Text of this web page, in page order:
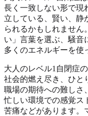
長く一致しない形で現
立している、賢い、静
られるかもしれません
い」言葉を選ぶ、騒音
多くのエネルギーを使
大人のレベル1自閉症
社会的燃え尽き、ひと
職場の期待への難しさ
忙しい環境での感覚ス
苦痛などがあります。